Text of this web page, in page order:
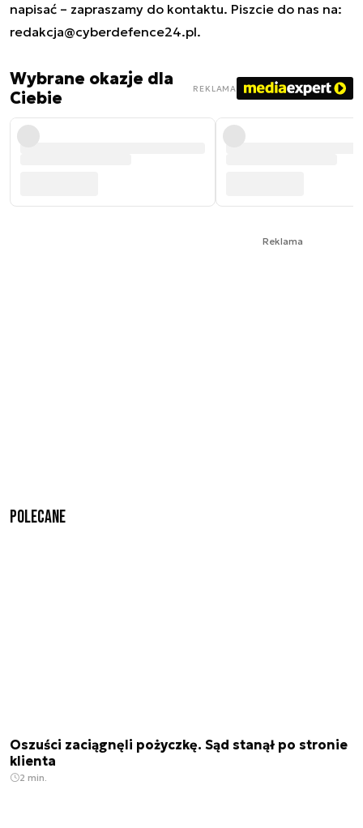
napisać – zapraszamy do kontaktu. Piszcie do nas na:
redakcja@cyberdefence24.pl.
Wybrane okazje dla
Ciebie
REKLAMA
Reklama
Polecane
Oszuści zaciągnęli pożyczkę. Sąd stanął po stronie
klienta
2 min.